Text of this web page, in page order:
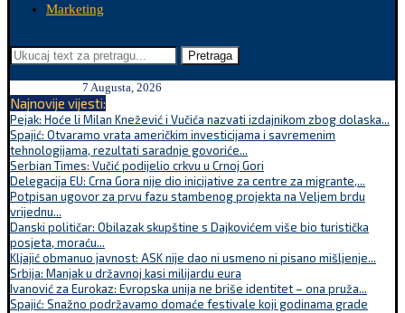
Marketing
Pretraga
7 Augusta, 2026
Najnovije vijesti:
Pejak: Hoće li Milan Knežević i Vučića nazvati izdajnikom zbog dolaska...
Spajić: Otvaramo vrata američkim investicijama i savremenim
tehnologijama, rezultati saradnje govoriće...
Serbian Times: Vučić podijelio crkvu u Crnoj Gori
Delegacija EU: Crna Gora nije dio inicijative za centre za migrante,...
Potpisan ugovor za prvu fazu stambenog projekta na Veljem brdu
vrijednu...
Danski političar: Obilazak skupštine s Dajkovićem više bio turistička
posjeta, moraću...
Kljajić obmanuo javnost: ASK nije dao ni usmeno ni pisano mišljenje...
Srbija: Manjak u državnoj kasi milijardu eura
Ivanović za Eurokaz: Evropska unija ne briše identitet – ona pruža...
Spajić: Snažno podržavamo domaće festivale koji godinama grade